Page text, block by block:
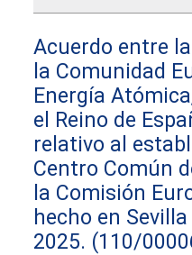
Acuerdo entre
la Comunidad
Energía
el Reino de
relativo al
Centro Común
la Comisión
hecho en
2025. (110/